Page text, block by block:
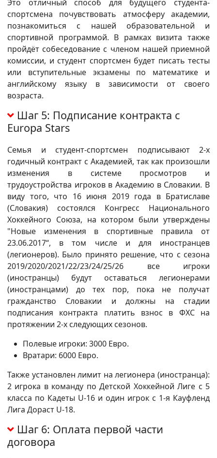
Это отличный способ для будущего студента-
спортсмена почувствовать атмосферу академии,
познакомиться с нашей образовательной и
спортивной программой. В рамках визита также
пройдёт собеседование с членом нашей приемной
комиссии, и студент спортсмен будет писать тесты
или вступительные экзамены по математике и
английскому языку в зависимости от своего
возраста.
Шаг 5: Подписание контракта с
Europa Stars
Семья и студент-спортсмен подписывают 2-х
годичный контракт с Академией, так как произошли
изменения в системе просмотров и
трудоустройства игроков в Академию в Словакии. В
виду того, что 16 июня 2019 года в Братиславе
(Словакия) состоялся Конгресс Национального
Хоккейного Союза, на котором были утверждены
"Новые изменения в спортивные правила от
23.06.2017“, в том числе и для иностранцев
(легионеров). Было принято решение, что с сезона
2019/2020/2021/22/23/24/25/26 все игроки
(иностранцы) будут оставаться легионерами
(иностранцами) до тех пор, пока не получат
гражданство Словакии и должны на стадии
подписания контракта платить взнос в ФХС на
протяжении 2-х следующих сезонов.
Полевые игроки: 3000 Евро.
Вратари: 6000 Евро.
Также установлен лимит на легионера (иностранца):
2 игрока в команду по Детской Хоккейной Лиге с 5
класса по Кадеты U-16 и один игрок с 1-я Кауфленд
Лига Дораст U-18.
Шаг 6: Оплата первой части
договора